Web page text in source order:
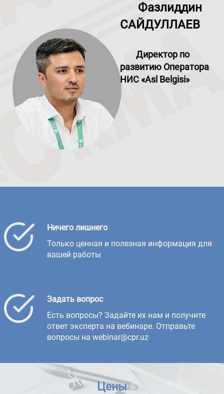
Фазлиддин
САЙДУЛЛАЕВ
Директор по
развитию Оператора
НИС «Asl Belgisi»
Ничего лишнего
Только ценная и полезная информация для
вашей работы
Задать вопрос
Есть вопросы? Задайте их нам и получите
ответ эксперта на вебинаре. Отправьте
вопросы на webinar@cpr.uz
Цены